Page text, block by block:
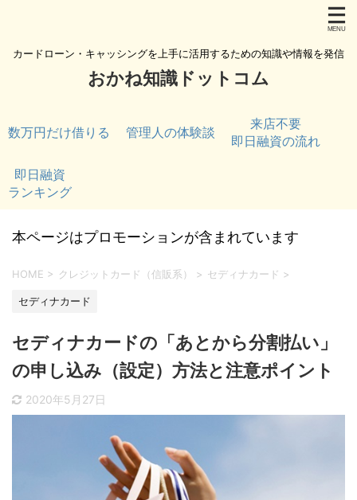
カードローン・キャッシングを上手に活用するための知識や情報を発信
おかね知識ドットコム
数万円だけ借りる 管理人の体験談
来店不要
即日融資の流れ
即日融資
ランキング
本ページはプロモーションが含まれています
HOME > クレジットカード（信販系） > セディナカード >
セディナカード
セディナカードの「あとから分割払い」
の申し込み（設定）方法と注意ポイント
2020年5月27日